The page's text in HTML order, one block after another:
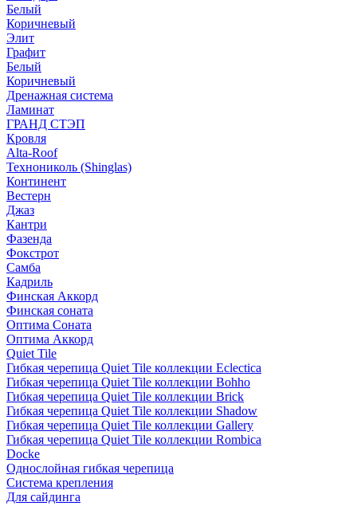
Белый
Коричневый
Элит
Графит
Белый
Коричневый
Дренажная система
Ламинат
ГРАНД СТЭП
Кровля
Alta-Roof
Технониколь (Shinglas)
Континент
Вестерн
Джаз
Кантри
Фазенда
Фокстрот
Самба
Кадриль
Финская Аккорд
Финская соната
Оптима Соната
Оптима Аккорд
Quiet Tile
Гибкая черепица Quiet Tile коллекции Eclectica
Гибкая черепица Quiet Tile коллекции Bohho
Гибкая черепица Quiet Tile коллекции Brick
Гибкая черепица Quiet Tile коллекции Shadow
Гибкая черепица Quiet Tile коллекции Gallery
Гибкая черепица Quiet Tile коллекции Rombica
Docke
Однослойная гибкая черепица
Система крепления
Для сайдинга